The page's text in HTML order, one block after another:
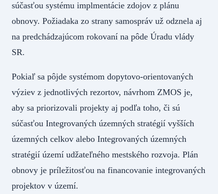
súčasťou systému implmentácie zdojov z plánu
obnovy. Požiadaka zo strany samospráv už odznela aj
na predchádzajúcom rokovaní na pôde Úradu vlády
SR.
Pokiaľ sa pôjde systémom dopytovo-orientovaných
výziev z jednotlivých rezortov, návrhom ZMOS je,
aby sa priorizovali projekty aj podľa toho, či sú
súčasťou Integrovaných územných stratégií vyšších
územných celkov alebo Integrovaných územných
stratégií území udžateľného mestského rozvoja. Plán
obnovy je príležitosťou na financovanie integrovaných
projektov v území.